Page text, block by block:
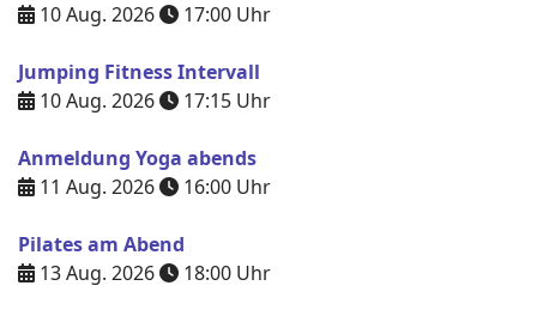
10 Aug. 2026
17:00 Uhr
Jumping Fitness Intervall
10 Aug. 2026
17:15 Uhr
Anmeldung Yoga abends
11 Aug. 2026
16:00 Uhr
Pilates am Abend
13 Aug. 2026
18:00 Uhr